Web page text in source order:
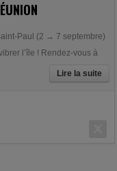
Paul (2 → 7 septembre)
l’île ! Rendez-vous à
Lire la suite